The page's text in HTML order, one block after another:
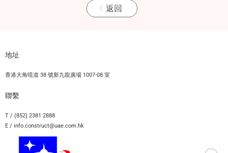
返回
地址
香港大角咀道 38 號新九龍廣場 1007-08 室
聯繫
T / (852) 2381 2888
E / info.construct@uae.com.hk